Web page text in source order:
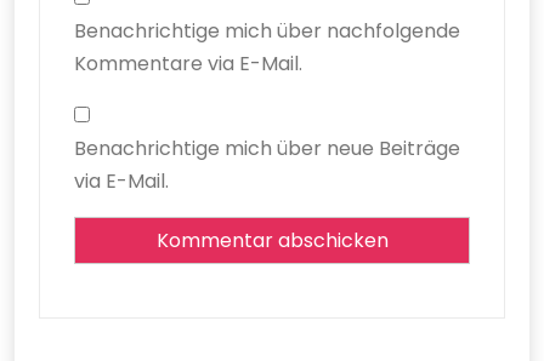
Benachrichtige mich über nachfolgende
Kommentare via E-Mail.
Benachrichtige mich über neue Beiträge
via E-Mail.